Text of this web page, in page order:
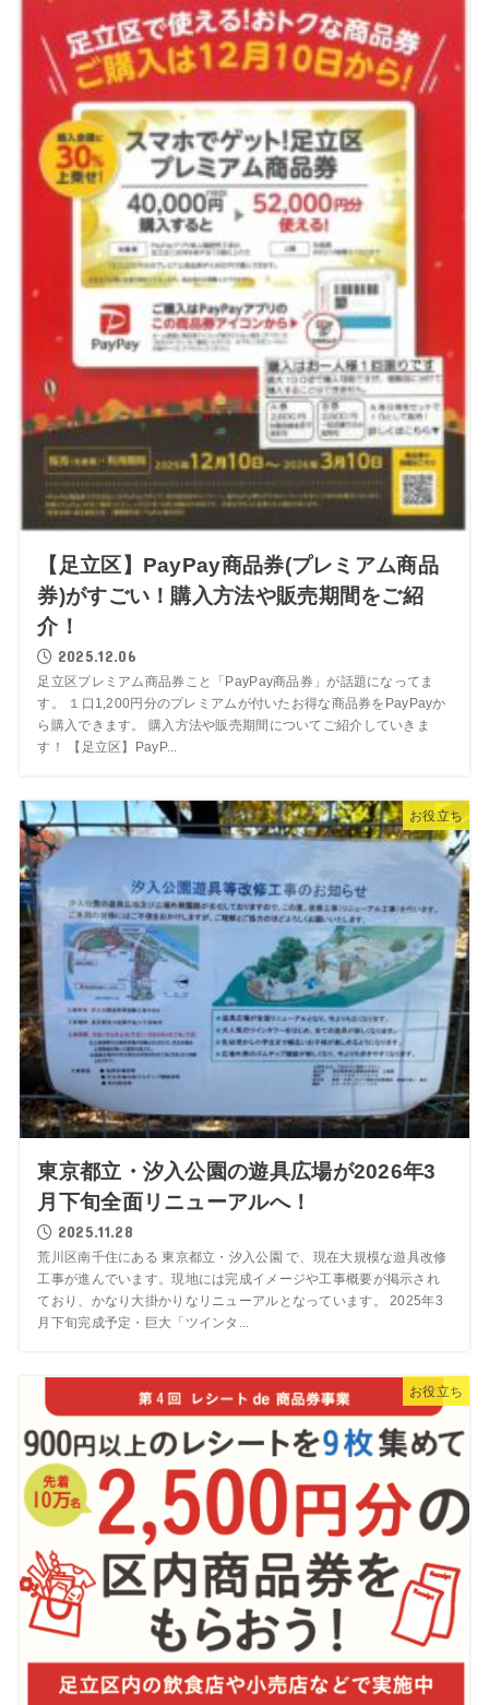
【足立区】PayPay商品券(プレミアム商品
券)がすごい！購入方法や販売期間をご紹
介！
2025.12.06
足立区プレミアム商品券こと「PayPay商品券」が話題になってま
す。 １口1,200円分のプレミアムが付いたお得な商品券をPayPayか
ら購入できます。 購入方法や販売期間についてご紹介していきま
す！ 【足立区】PayP...
お役立ち
東京都立・汐入公園の遊具広場が2026年3
月下旬全面リニューアルへ！
2025.11.28
荒川区南千住にある 東京都立・汐入公園 で、現在大規模な遊具改修
工事が進んでいます。現地には完成イメージや工事概要が掲示され
ており、かなり大掛かりなリニューアルとなっています。 2025年3
月下旬完成予定・巨大「ツインタ...
お役立ち